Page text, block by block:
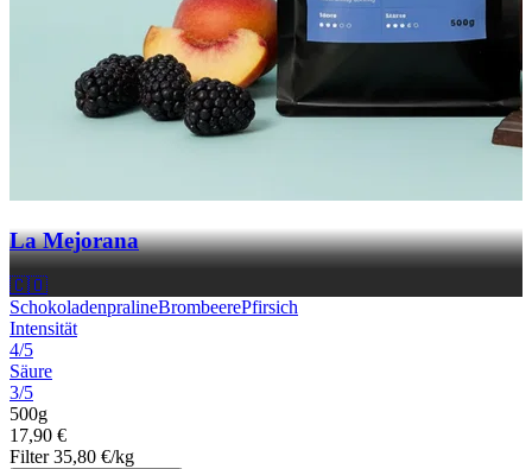
La Mejorana
🇨🇴
SchokoladenpralineBrombeerePfirsich
Intensität
4/5
Säure
3/5
500g
17,90 €
Filter 35,80 €/kg